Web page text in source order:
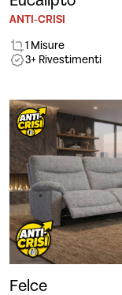
ANTI-CRISI
1 Misure
3+ Rivestimenti
Felce